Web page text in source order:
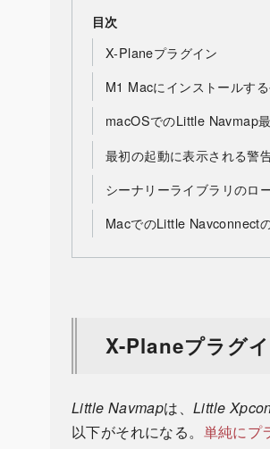
目次
X-Planeプラグイン
M1 Macにインストールす
macOSでのLittle Navmap
最初の起動に表示される警
シーナリーライブラリのロ
MacでのLittle Navconnect
X-Planeプラグ
Little Navmapは、Little
以下がそれになる。 単純にプ